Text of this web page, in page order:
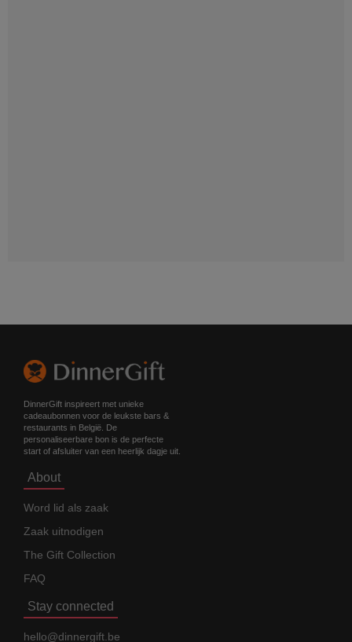
DinnerGift inspireert met unieke
cadeaubonnen voor de leukste bars &
restaurants in België. De
personaliseerbare bon is de perfecte
start of afsluiter van een heerlijk dagje uit.
About
Word lid als zaak
Zaak uitnodigen
The Gift Collection
FAQ
Stay connected
hello@dinnergift.be